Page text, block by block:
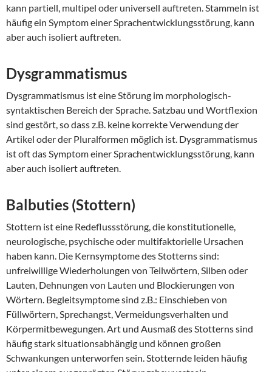
kann partiell, multipel oder universell auftreten. Stammeln ist
häufig ein Symptom einer Sprachentwicklungsstörung, kann
aber auch isoliert auftreten.
Dysgrammatismus
Dysgrammatismus ist eine Störung im morphologisch-
syntaktischen Bereich der Sprache. Satzbau und Wortflexion
sind gestört, so dass z.B. keine korrekte Verwendung der
Artikel oder der Pluralformen möglich ist. Dysgrammatismus
ist oft das Symptom einer Sprachentwicklungsstörung, kann
aber auch isoliert auftreten.
Balbuties (Stottern)
Stottern ist eine Redeflussstörung, die konstitutionelle,
neurologische, psychische oder multifaktorielle Ursachen
haben kann. Die Kernsymptome des Stotterns sind:
unfreiwillige Wiederholungen von Teilwörtern, Silben oder
Lauten, Dehnungen von Lauten und Blockierungen von
Wörtern. Begleitsymptome sind z.B.: Einschieben von
Füllwörtern, Sprechangst, Vermeidungsverhalten und
Körpermitbewegungen. Art und Ausmaß des Stotterns sind
häufig stark situationsabhängig und können großen
Schwankungen unterworfen sein. Stotternde leiden häufig